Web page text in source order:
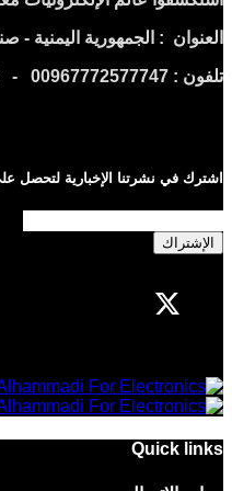
العنوان : الجمهورية اليمنية -
تلفون : 00967772577747 - 00967777297492
اشترك في نشرتنا الإخبارية لتحصل
الإشتراك
Quick links